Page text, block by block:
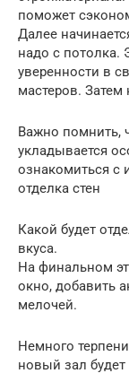
поможет
Далее
надо с потолка.
уверенности в
мастеров.
Важно помнить,
укладывается
ознакомиться с
отделка стен
Какой будет
вкуса.
На финальном
окно, добавить
мелочей.
Немного
новый зал будет